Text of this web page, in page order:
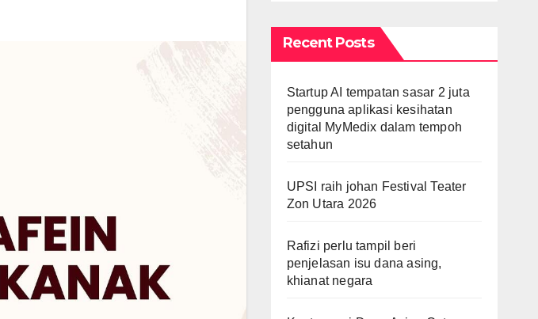
Recent Posts
Startup AI tempatan sasar 2 juta
pengguna aplikasi kesihatan
digital MyMedix dalam tempoh
setahun
UPSI raih johan Festival Teater
Zon Utara 2026
Rafizi perlu tampil beri
penjelasan isu dana asing,
khianat negara